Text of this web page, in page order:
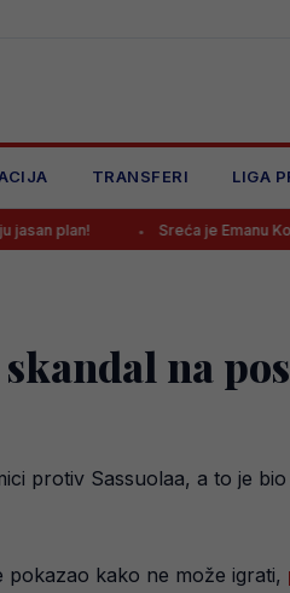
TRANSFERI LIGA
Sreća je Emanu Košpi ponovo
skandal na
protiv Sassuolaa, a to je
kako ne može igrati,